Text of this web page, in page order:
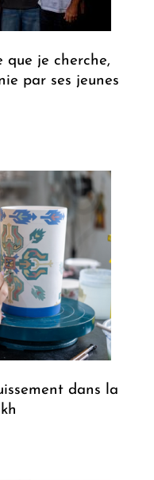
que je cherche,
par ses jeunes
dans la